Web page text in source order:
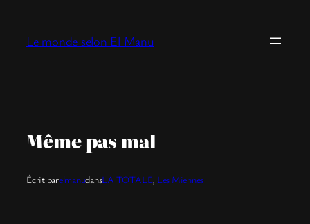
contenu
Le monde selon El Manu
Même pas mal
Écrit parelmanudansLA TOTALE, Les Miennes